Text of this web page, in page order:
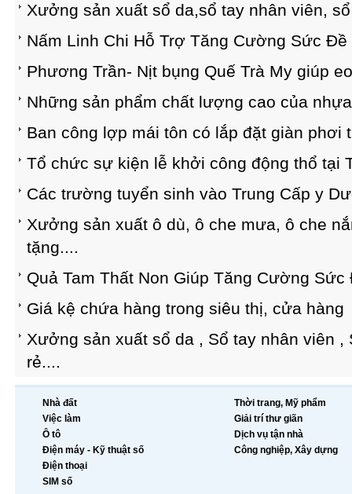
Xưởng sản xuất sổ da,sổ tay nhân viên,
Nấm Linh Chi Hỗ Trợ Tăng Cường Sức Đề
Phương Trần- Nịt bụng Quế Trà My giúp
Những sản phẩm chất lượng cao của
Ban công lợp mái tôn có lắp đặt giàn phơi
Tổ chức sự kiện lễ khởi công động thổ tại
Các trường tuyển sinh vào Trung Cấp y
Xưởng sản xuất ô dù, ô che mưa, ô che
tặng....
Quả Tam Thất Non Giúp Tăng Cường Sức
Giá kệ chứa hàng trong siêu thị, cửa hàng
Xưởng sản xuất sổ da , Sổ tay nhân viên ,
rẻ....
Nhà đất
Việc làm
Ô tô
Điện máy - Kỹ thuật số
Điện thoại
SIM số
Thời trang, Mỹ phẩm
Giải trí thư giãn
Dịch vụ tận nhà
Công nghiệp, Xây dựng